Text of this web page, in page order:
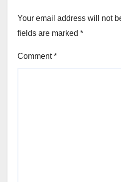
Your email address will not
fields are marked *
Comment*